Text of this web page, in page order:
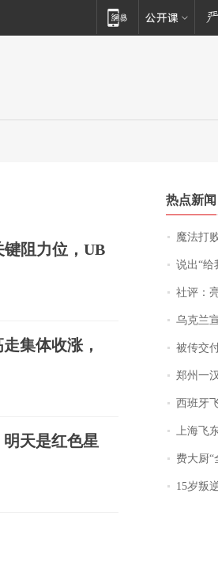
阻力位，UB
集体收涨，
天是红色星
热点新闻
魔法打败魔法！列
说出“给我送点钱
社评：
乌克兰宣布对
被传交付严重超期、糊弄客
郑州一汉堡店撤场前，
西班牙飞地休达边
上海飞东京航班
费大厨“全国
15岁叛逆期女儿对爸爸说